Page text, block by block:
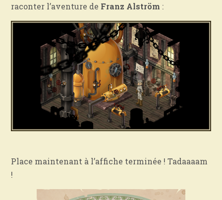
raconter l’aventure de Franz Alström :
Place maintenant à l’affiche terminée ! Tadaaaam
!